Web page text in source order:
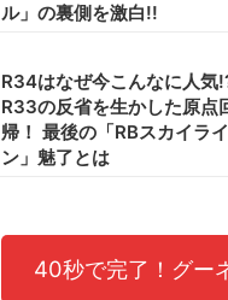
ル」の裏側を激白!!
R34はなぜ今こんなに人気
R33の反省を生かした原点
帰！ 最後の「RBスカイライ
ン」魅了とは
40秒で完了！グー